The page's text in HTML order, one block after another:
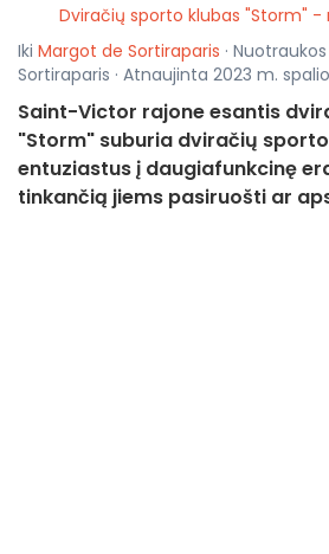
Dviračių sporto klubas "Storm"
Iki Margot de Sortiraparis ·
Sortiraparis · Atnaujinta 2023 m.
Saint-Victor rajone esantis
"Storm" suburia dviračių
entuziastus į daugiafunkcinę
tinkančią jiems pasiruošti ar